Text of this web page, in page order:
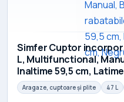
Simfer Cuptor
L, Multifunctional,
Inaltime 59,5 cm,
Aragaze, cuptoare și plite 47 L